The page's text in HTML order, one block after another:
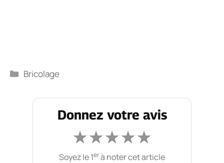
Catégories
Bricolage
Donnez votre avis
★★★★★
Soyez le 1erà noter cet article